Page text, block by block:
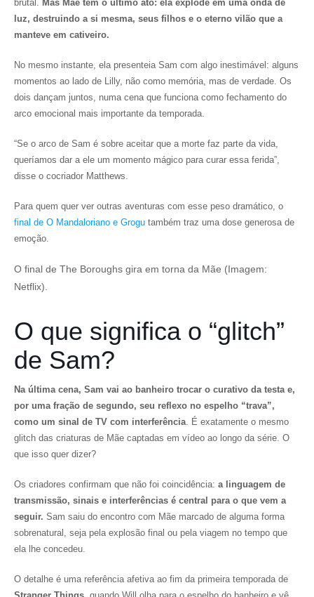
brutal. Mas Mãe tem o último ato: ela explode em uma onda de
luz, destruindo a si mesma, seus filhos e o eterno vilão que a
manteve em cativeiro.
No mesmo instante, ela presenteia Sam com algo inestimável: alguns
momentos ao lado de Lilly, não como memória, mas de verdade. Os
dois dançam juntos, numa cena que funciona como fechamento do
arco emocional mais importante da temporada.
“Se o arco de Sam é sobre aceitar que a morte faz parte da vida,
queríamos dar a ele um momento mágico para curar essa ferida”,
disse o cocriador Matthews.
Para quem quer ver outras aventuras com esse peso dramático, o
final de O Mandaloriano e Grogu também traz uma dose generosa de
emoção.
O final de The Boroughs gira em torna da Mãe (Imagem:
Netflix).
O que significa o “glitch”
de Sam?
Na última cena, Sam vai ao banheiro trocar o curativo da testa e,
por uma fração de segundo, seu reflexo no espelho “trava”,
como um sinal de TV com interferência. É exatamente o mesmo
glitch das criaturas de Mãe captadas em vídeo ao longo da série. O
que isso quer dizer?
Os criadores confirmam que não foi coincidência: a linguagem de
transmissão, sinais e interferências é central para o que vem a
seguir. Sam saiu do encontro com Mãe marcado de alguma forma
sobrenatural, seja pela explosão final ou pela viagem no tempo que
ela lhe concedeu.
O detalhe é uma referência afetiva ao fim da primeira temporada de